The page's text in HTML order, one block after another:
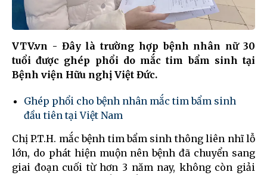
VTV.vn - Đây là trường hợp bệnh nhân nữ 30
tuổi được ghép phổi do mắc tim bẩm sinh tại
Bệnh viện Hữu nghị Việt Đức.
Ghép phổi cho bệnh nhân mắc tim bẩm sinh
đầu tiên tại Việt Nam
Chị P.T.H. mắc bệnh tim bẩm sinh thông liên nhĩ lỗ
lớn, do phát hiện muộn nên bệnh đã chuyển sang
giai đoạn cuối từ hơn 3 năm nay, không còn giải